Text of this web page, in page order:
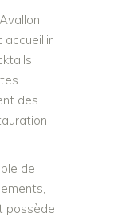
accueillir
des
de
possède